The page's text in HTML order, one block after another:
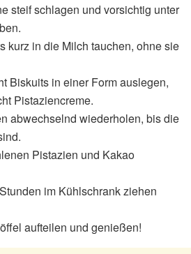
steif schlagen und vorsichtig unter
kurz in die Milch tauchen, ohne sie
Biskuits in einer Form auslegen,
Pistaziencreme.
abwechselnd wiederholen, bis die
Pistazien und Kakao
im Kühlschrank ziehen
aufteilen und genießen!